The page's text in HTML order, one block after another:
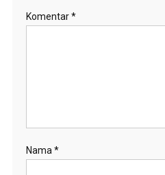
Komentar*
Nama *